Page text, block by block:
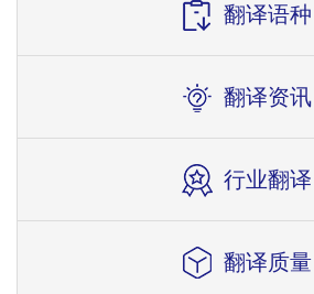
翻译语种
翻译资讯
行业翻译
翻译质量